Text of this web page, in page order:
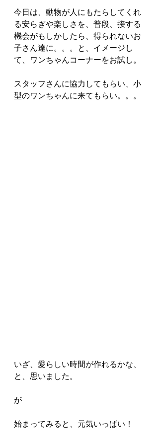
今日は、動物が人にもたらしてくれ
る安らぎや楽しさを、普段、接する
機会がもしかしたら、得られないお
子さん達に。。。と、イメージし
て、ワンちゃんコーナーをお試し。
スタッフさんに協力してもらい、小
型のワンちゃんに来てもらい。。。
いざ、愛らしい時間が作れるかな、
と、思いました。
が
始まってみると、元気いっぱい！